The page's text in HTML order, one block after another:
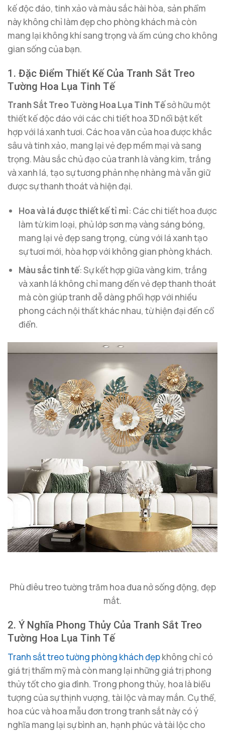
kế độc đáo, tinh xảo và màu sắc hài hòa, sản phẩm
này không chỉ làm đẹp cho phòng khách mà còn
mang lại không khí sang trọng và ấm cúng cho không
gian sống của bạn.
1. Đặc Điểm Thiết Kế Của Tranh Sắt Treo
Tường Hoa Lụa Tinh Tế
Tranh Sắt Treo Tường Hoa Lụa Tinh Tếsở hữu một
thiết kế độc đáo với các chi tiết hoa 3D nổi bật kết
hợp với lá xanh tươi. Các hoa văn của hoa được khắc
sâu và tinh xảo, mang lại vẻ đẹp mềm mại và sang
trọng. Màu sắc chủ đạo của tranh là vàng kim, trắng
và xanh lá, tạo sự tương phản nhẹ nhàng mà vẫn giữ
được sự thanh thoát và hiện đại.
Hoa và lá được thiết kế tỉ mỉ: Các chi tiết hoa được
làm từ kim loại, phủ lớp sơn mạ vàng sáng bóng,
mang lại vẻ đẹp sang trọng, cùng với lá xanh tạo
sự tươi mới, hòa hợp với không gian phòng khách.
Màu sắc tinh tế: Sự kết hợp giữa vàng kim, trắng
và xanh lá không chỉ mang đến vẻ đẹp thanh thoát
mà còn giúp tranh dễ dàng phối hợp với nhiều
phong cách nội thất khác nhau, từ hiện đại đến cổ
điển.
Phù điêu treo tường trăm hoa đua nở sống động, đẹp
mắt.
2. Ý Nghĩa Phong Thủy Của Tranh Sắt Treo
Tường Hoa Lụa Tinh Tế
Tranh sắt treo tường phòng khách đẹpkhông chỉ có
giá trị thẩm mỹ mà còn mang lại những giá trị phong
thủy tốt cho gia đình. Trong phong thủy, hoa là biểu
tượng của sự thịnh vượng, tài lộc và may mắn. Cụ thể,
hoa cúc và hoa mẫu đơn trong tranh sắt này có ý
nghĩa mang lại sự bình an, hạnh phúc và tài lộc cho